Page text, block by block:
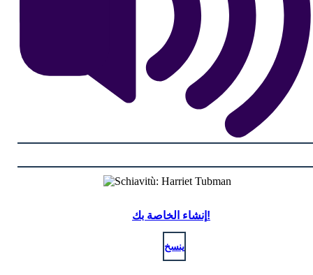
إنشاء الخاصة بك!
ينسخ